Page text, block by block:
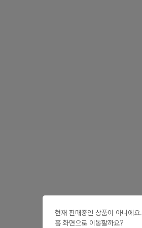
현재 판매중인 상품이 아니에요.
홈 화면으로 이동할까요?